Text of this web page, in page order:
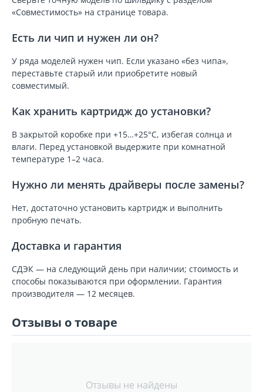
«Совместимость» на странице товара.
Есть ли чип и нужен ли он?
У ряда моделей нужен чип. Если указано «без чипа»,
переставьте старый или приобретите новый
совместимый.
Как хранить картридж до установки?
В закрытой коробке при +15…+25°C, избегая солнца и
влаги. Перед установкой выдержите при комнатной
температуре 1–2 часа.
Нужно ли менять драйверы после замены?
Нет, достаточно установить картридж и выполнить
пробную печать.
Доставка и гарантия
СДЭК — на следующий день при наличии; стоимость и
способы показываются при оформлении. Гарантия
производителя — 12 месяцев.
Отзывы о товаре
Отзывы не найдены